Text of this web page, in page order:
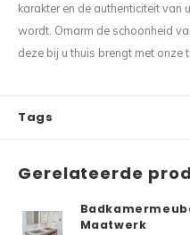
karakter en de authenticiteit van
wordt. Omarm de schoonheid
deze bij u thuis brengt met onze
Tags
Gerelateerde
Maatwerk